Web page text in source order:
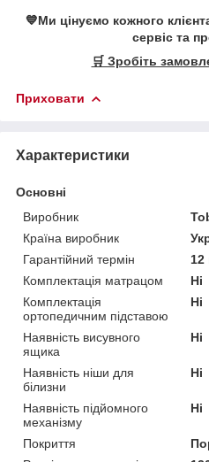
💙Ми цінуємо кожного
сервіс та
🛒 Зробіть
Приховати
Характеристики
Основні
Виробник
Країна виробник
Гарантійний термін
12
Комплектація матрацом
Ні
Комплектація
ортопедичним підставою
Ні
Наявність висувного
ящика
Ні
Наявність ніши для
білизни
Ні
Наявність підйомного
механізму
Ні
Покриття